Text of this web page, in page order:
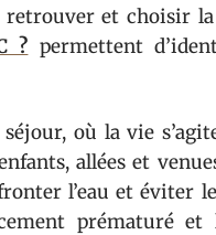
et choisir
? permettent
où la vie
allées et
l’eau et éviter
prématuré